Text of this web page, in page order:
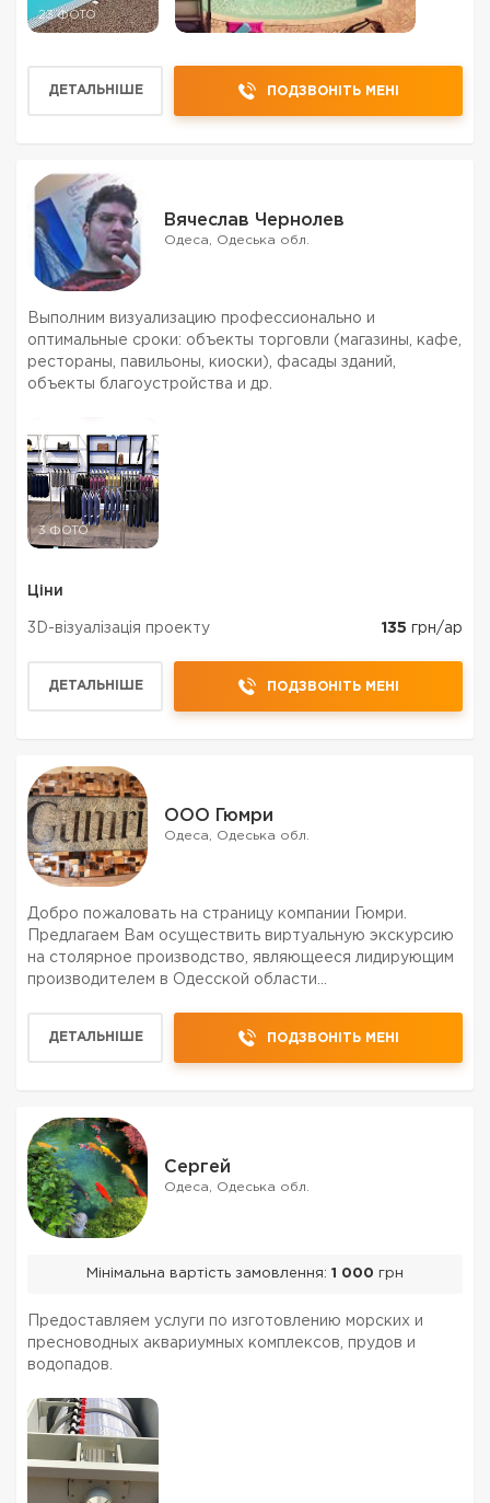
23 ФОТО
ДЕТАЛЬНІШЕ ПОДЗВОНІТЬ МЕНІ
Вячеслав Чернолев
Одеса, Одеська обл.
Выполним визуализацию профессионально и
оптимальные сроки: объекты торговли (магазины, кафе,
рестораны, павильоны, киоски), фасады зданий,
объекты благоустройства и др.
3 ФОТО
Ціни
3D-візуалізація проекту 135 грн/ар
ДЕТАЛЬНІШЕ ПОДЗВОНІТЬ МЕНІ
ООО Гюмри
Одеса, Одеська обл.
Добро пожаловать на страницу компании Гюмри.
Предлагаем Вам осуществить виртуальную экскурсию
на столярное производство, являющееся лидирующим
производителем в Одесской области
фотографии компании вы сможете ...
ДЕТАЛЬНІШЕ ПОДЗВОНІТЬ МЕНІ
Сергей
Одеса, Одеська обл.
Мінімальна вартість замовлення: 1 000 грн
Предоставляем услуги по изготовлению морских и
пресноводных аквариумных комплексов, прудов и
водопадов.